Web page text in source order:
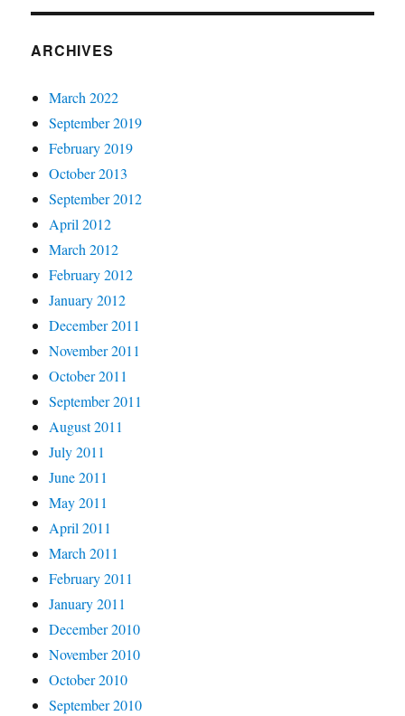
ARCHIVES
March 2022
September 2019
February 2019
October 2013
September 2012
April 2012
March 2012
February 2012
January 2012
December 2011
November 2011
October 2011
September 2011
August 2011
July 2011
June 2011
May 2011
April 2011
March 2011
February 2011
January 2011
December 2010
November 2010
October 2010
September 2010